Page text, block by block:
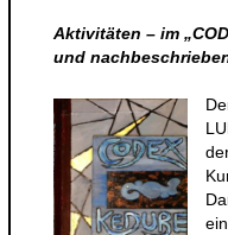
Aktivitäten – im
und